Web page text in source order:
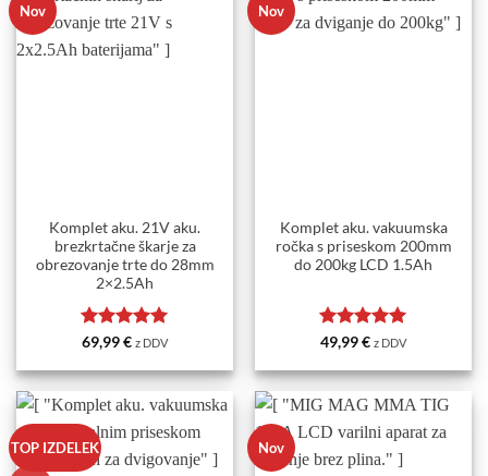
Nov
Komplet aku. 21V aku.
brezkrtačne škarje za
obrezovanje trte do 28mm
2×2.5Ah
Ocenjeno5
69,99€ z DDV
Nov
Komplet aku. vakuumska
ročka s priseskom 200mm
do 200kg LCD 1.5Ah
Ocenjeno5
49,99€ z DDV
TOP IZDELEK Nov